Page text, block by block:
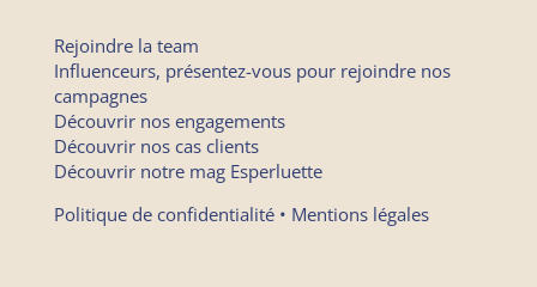
Rejoindre la team
Influenceurs, présentez-vous pour rejoindre nos
campagnes
Découvrir nos engagements
Découvrir nos cas clients
Découvrir notre mag Esperluette
Politique de confidentialité• Mentions légales